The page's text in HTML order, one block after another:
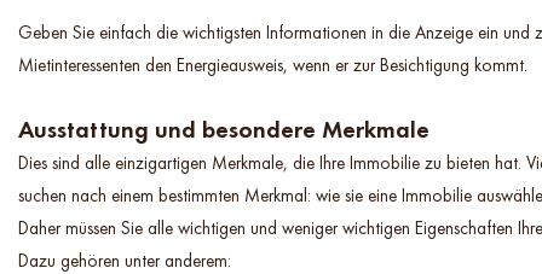
Geben Sie einfach die wichtigsten Informationen in die Anzeige ein und
Mietinteressenten den Energieausweis, wenn er zur Besichtigung kommt.
Ausstattung und besondere Merkmale
Dies sind alle einzigartigen Merkmale, die Ihre Immobilie zu bieten hat.
suchen nach einem bestimmten Merkmal: wie sie eine Immobilie
Daher müssen Sie alle wichtigen und weniger wichtigen Eigenschaften
Dazu gehören unter anderem: